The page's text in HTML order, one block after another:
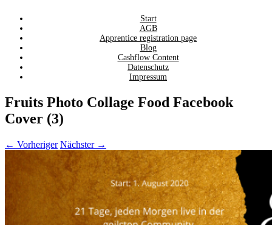
Zum
Inhalt
springen
Start
AGB
Apprentice registration page
Blog
Cashflow Content
Datenschutz
Impressum
Fruits Photo Collage Food Facebook
Cover (3)
← Vorheriger Nächster →